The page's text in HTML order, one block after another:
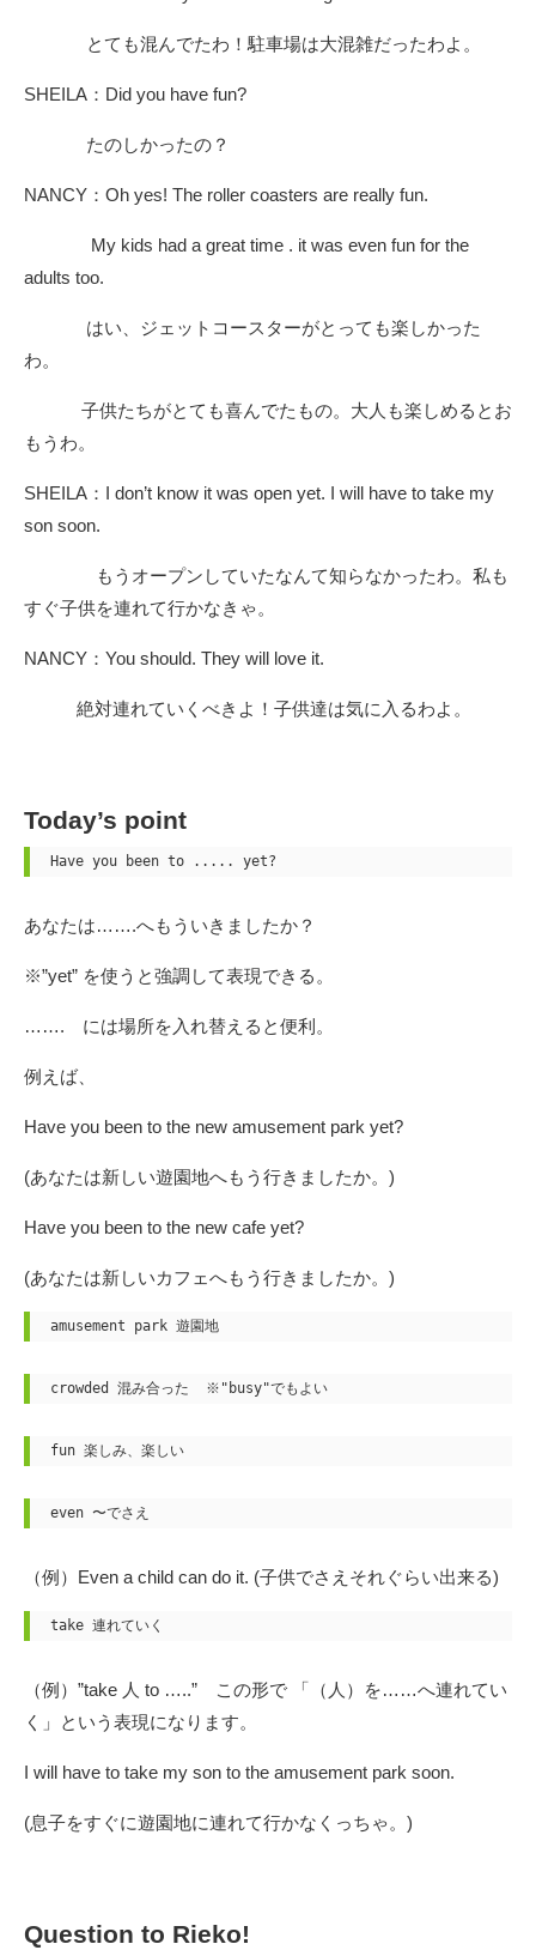
とても混んでたわ！駐車場は大混雑だったわよ。
SHEILA：Did you have fun?
たのしかったの？
NANCY：Oh yes! The roller coasters are really fun.
My kids had a great time . it was even fun for the
adults too.
はい、ジェットコースターがとっても楽しかった
わ。
子供たちがとても喜んでたもの。大人も楽しめるとお
もうわ。
SHEILA：I don’t know it was open yet. I will have to take my
son soon.
もうオープンしていたなんて知らなかったわ。私も
すぐ子供を連れて行かなきゃ。
NANCY：You should. They will love it.
絶対連れていくべきよ！子供達は気に入るわよ。
Today’s point
Have you been to ..... yet?
あなたは…….へもういきましたか？
※”yet” を使うと強調して表現できる。
……. には場所を入れ替えると便利。
例えば、
Have you been to the new amusement park yet?
(あなたは新しい遊園地へもう行きましたか。)
Have you been to the new cafe yet?
(あなたは新しいカフェへもう行きましたか。)
amusement park 遊園地
crowded 混み合った  ※"busy"でもよい
fun 楽しみ、楽しい
even 〜でさえ
（例）Even a child can do it. (子供でさえそれぐらい出来る)
take 連れていく
（例）”take 人 to …..” この形で 「（人）を……へ連れてい
く」という表現になります。
I will have to take my son to the amusement park soon.
(息子をすぐに遊園地に連れて行かなくっちゃ。)
Question to Rieko!